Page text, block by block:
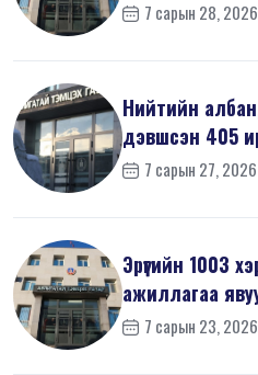
7 сарын 28, 2026
Нийтийн
дэвшсэн 405
мэдүүл...
7 сарын 27, 2026
Эрүүгийн 1003
ажиллагаа
7 сарын 23, 2026